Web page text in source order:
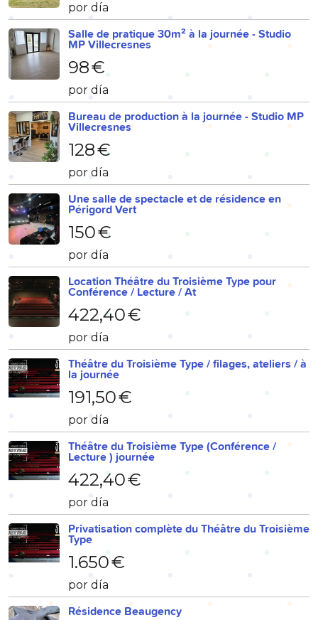
por día
Salle de pratique 30m² à la journée - Studio
MP Villecresnes
98 €
por día
Bureau de production à la journée - Studio MP
Villecresnes
128 €
por día
Une salle de spectacle et de résidence en
Périgord Vert
150 €
por día
Location Théâtre du Troisième Type pour
Conférence / Lecture / At
422,40 €
por día
Théâtre du Troisième Type / filages, ateliers / à
la journée
191,50 €
por día
Théâtre du Troisième Type (Conférence /
Lecture ) journée
422,40 €
por día
Privatisation complète du Théâtre du Troisième
Type
1.650 €
por día
Résidence Beaugency